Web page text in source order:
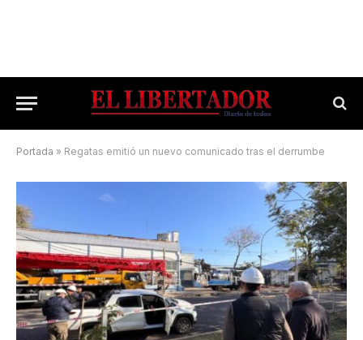
Portada » Regatas emitió un nuevo comunicado tras el derrumbe